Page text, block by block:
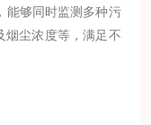
能够同时监测多种污
烟尘浓度等，满足不